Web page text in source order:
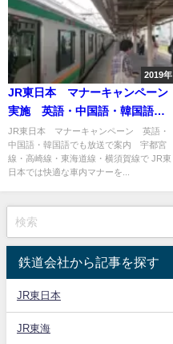
2019年
JR東日本 マナーキャンペーン
実施 英語・中国語・韓国語で
も放送で案内 宇都宮線・高崎
線・東海道線・横須賀線で
JR東日本 マナーキャンペーン 英語・
中国語・韓国語でも放送で案内 宇都宮
線・高崎線・東海道線・横須賀線で JR東
日本では快適な車内マナーを...
鉄道会社から記事を探す
JR東日本
JR東海